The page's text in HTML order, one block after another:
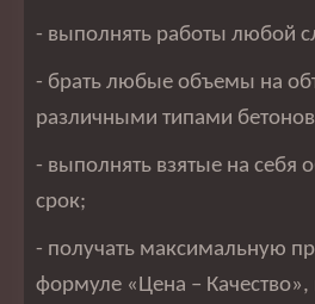
- выполнять работы любой
- брать любые объемы на
различными типами
- выполнять взятые на себя
срок;
- получать максимальную
формуле «Цена – Качество»,